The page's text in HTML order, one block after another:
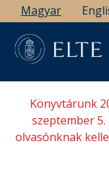
Ugrás
a
tartalomra
Magyar
Könyvtárunk
szeptember
olvasónknak